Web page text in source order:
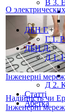
В 3.
ДБН Г.+
Г 1.
ДБН Д.+
Д 1.
Д 2.
Статті
Абетка
О
Інженерні
Надійність чи
Інженерні